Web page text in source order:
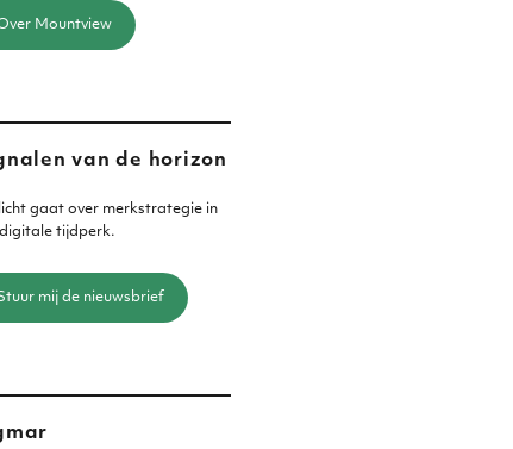
Mountview
van de horizon
gaat over merkstrategie in
tijdperk.
mij de nieuwsbrief